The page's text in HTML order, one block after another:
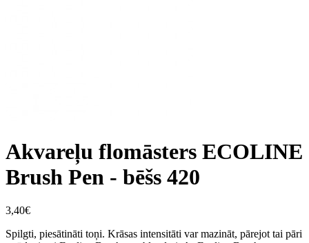
Akvareļu flomāsters ECOLINE
Brush Pen - bēšs 420
3,40€
Spilgti, piesātināti toņi. Krāsas intensitāti var mazināt, pārejot tai pāri